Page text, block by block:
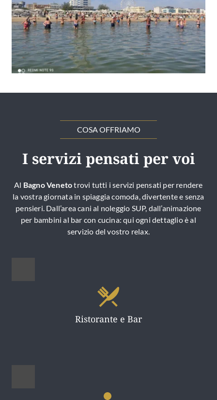
COSA OFFRIAMO
I servizi pensati per voi
Al Bagno Venetotrovi tutti i servizi pensati per rendere
la vostra giornata in spiaggia comoda, divertente e senza
pensieri. Dall’area cani al noleggio SUP, dall’animazione
per bambini al bar con cucina: qui ogni dettaglio è al
servizio del vostro relax.
Ristorante e Bar